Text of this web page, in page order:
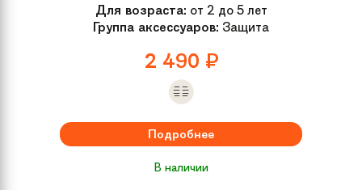
Для возраста: от 2 до 5 лет
Группа аксессуаров: Защита
2 490 ₽
Подробнее
В наличии